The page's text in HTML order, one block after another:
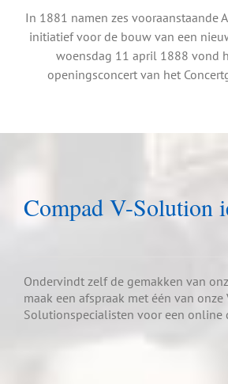
In 1881 namen zes vooraanstaande
initiatief voor de bouw van een
woensdag 11 april 1888 vond
openingsconcert van het
Compad V-Solution
Ondervindt zelf de gemakken van
maak een afspraak met één van onze
Solutionspecialisten voor een online